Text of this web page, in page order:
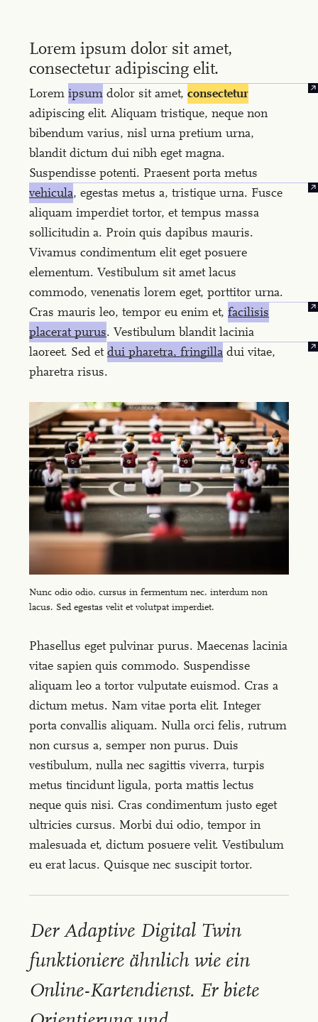
Lorem ipsum dolor sit amet,
consectetur adipiscing elit.
Loremipsum 3
dolor sit amet,consectetur
adipiscing elit. Aliquam tristique, neque non
bibendum varius, nisl urna pretium urna,
blandit dictum dui nibh eget magna.
Suspendisse potenti. Praesent porta metus
vehicula, egestas metus a, tristique urna. Fusce
aliquam imperdiet tortor, et tempus massa
sollicitudin a. Proin quis dapibus mauris.
Vivamus condimentum elit eget posuere
elementum. Vestibulum sit amet lacus
commodo, venenatis lorem eget, porttitor urna.
Cras mauris leo, tempor eu enim et,facilisis
placerat purus. Vestibulum blandit lacinia
laoreet. Sed etdui pharetra, fringilla dui vitae,
pharetra risus.
Nunc odio odio, cursus in fermentum nec, interdum non
lacus. Sed egestas velit et volutpat imperdiet.
Phasellus eget pulvinar purus. Maecenas lacinia
vitae sapien quis commodo. Suspendisse
aliquam leo a tortor vulputate euismod. Cras a
dictum metus. Nam vitae porta elit. Integer
porta convallis aliquam. Nulla orci felis, rutrum
non cursus a, semper non purus. Duis
vestibulum, nulla nec sagittis viverra, turpis
metus tincidunt ligula, porta mattis lectus
neque quis nisi. Cras condimentum justo eget
ultricies cursus. Morbi dui odio, tempor in
malesuada et, dictum posuere velit. Vestibulum
eu erat lacus. Quisque nec suscipit tortor.
Der Adaptive Digital Twin
funktioniere ähnlich wie ein
Online-Kartendienst. Er biete